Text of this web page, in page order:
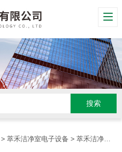
>萃禾洁净室电子设备 > 萃禾洁净电话